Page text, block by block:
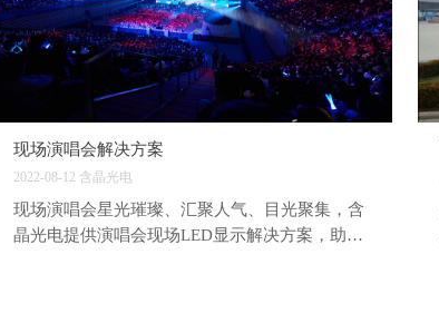
现场演唱会解决方案
2022-08-12 含晶光电
现场演唱会星光璀璨、汇聚人气、目光聚集，含
晶光电提供演唱会现场LED显示解决方案，助力